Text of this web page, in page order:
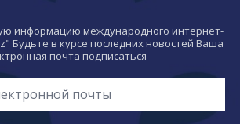
информацию международного интернет-
Будьте в курсе последних новостей Ваша
почта подписаться